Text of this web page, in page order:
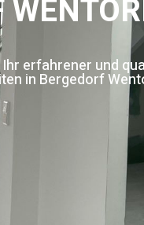
erfahrener und
in Bergedorf